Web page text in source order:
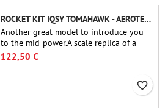
ROCKET KIT IQSY TOMAHAWK - AEROTECH
Another great model to introduce you
to the mid-power.A scale replica of a
famous sounding rocket, small in size
and peefect to move to higher-level kits.
122,50 €
favorite_border